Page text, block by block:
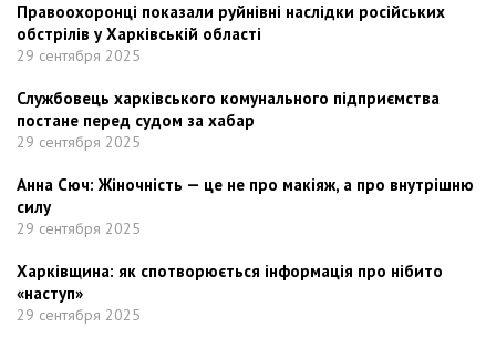
Правоохоронці показали руйнівні наслідки російських
обстрілів у Харківській області
29 сентября 2025
Службовець харківського комунального підприємства
постане перед судом за хабар
29 сентября 2025
Анна Сюч: Жіночність — це не про макіяж, а про внутрішню
силу
29 сентября 2025
Харківщина: як спотворюється інформація про нібито
«наступ»
29 сентября 2025